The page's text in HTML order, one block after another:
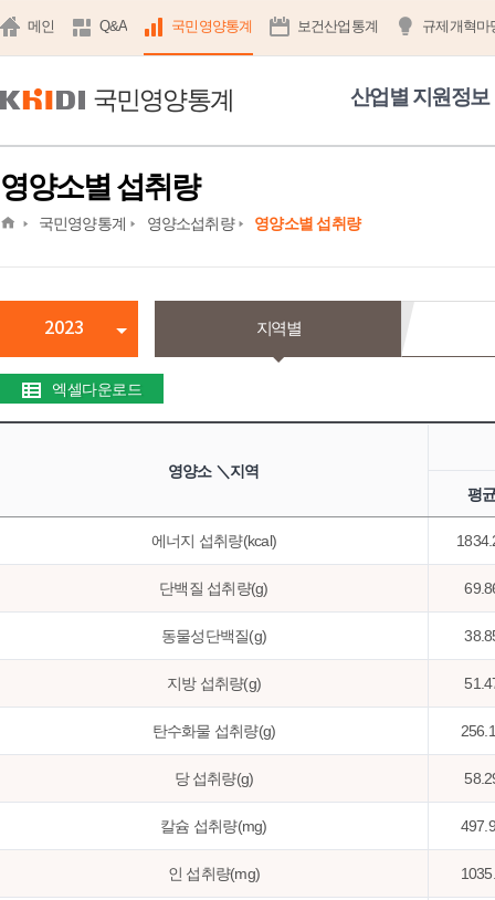
메인 Q&A 국민영양통계 보건산업통계 규제개혁마
국민영양통계 산업별 지원정보
영양소별 섭취량
home국민영양통계 영양소섭취량 영양소별 섭취량
2023 지역별
엑셀다운로드
영양소 ＼지역
평
에너지 섭취량(kcal)
단백질 섭취량(g)
동물성단백질(g)
지방 섭취량(g)
탄수화물 섭취량(g)
당 섭취량(g)
칼슘 섭취량(mg)
인 섭취량(mg)